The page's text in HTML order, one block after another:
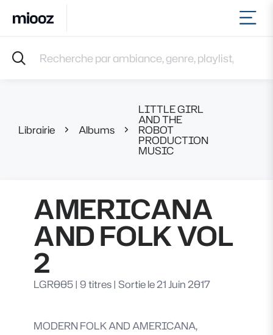
Accueil
Musiques
Contact
Librairie Albums
LITTLE GIRL
AND THE
ROBOT
PRODUCTION
MUSIC
AMERICANA
AND FOLK VOL
2
LGR005| 9 titres| Sortie le 21 Juin 2017
MODERN FOLK AND AMERICANA,